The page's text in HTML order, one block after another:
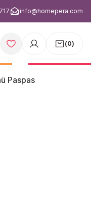
info@homepera.com
(0)
Paspas